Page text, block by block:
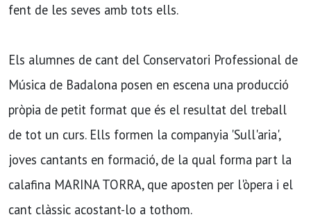
fent de les seves amb tots ells.
Els alumnes de cant del Conservatori Professional de
Música de Badalona posen en escena una producció
pròpia de petit format que és el resultat del treball
de tot un curs. Ells formen la companyia 'Sull'aria',
joves cantants en formació, de la qual forma part la
calafina MARINA TORRA, que aposten per l'òpera i el
cant clàssic acostant-lo a tothom.